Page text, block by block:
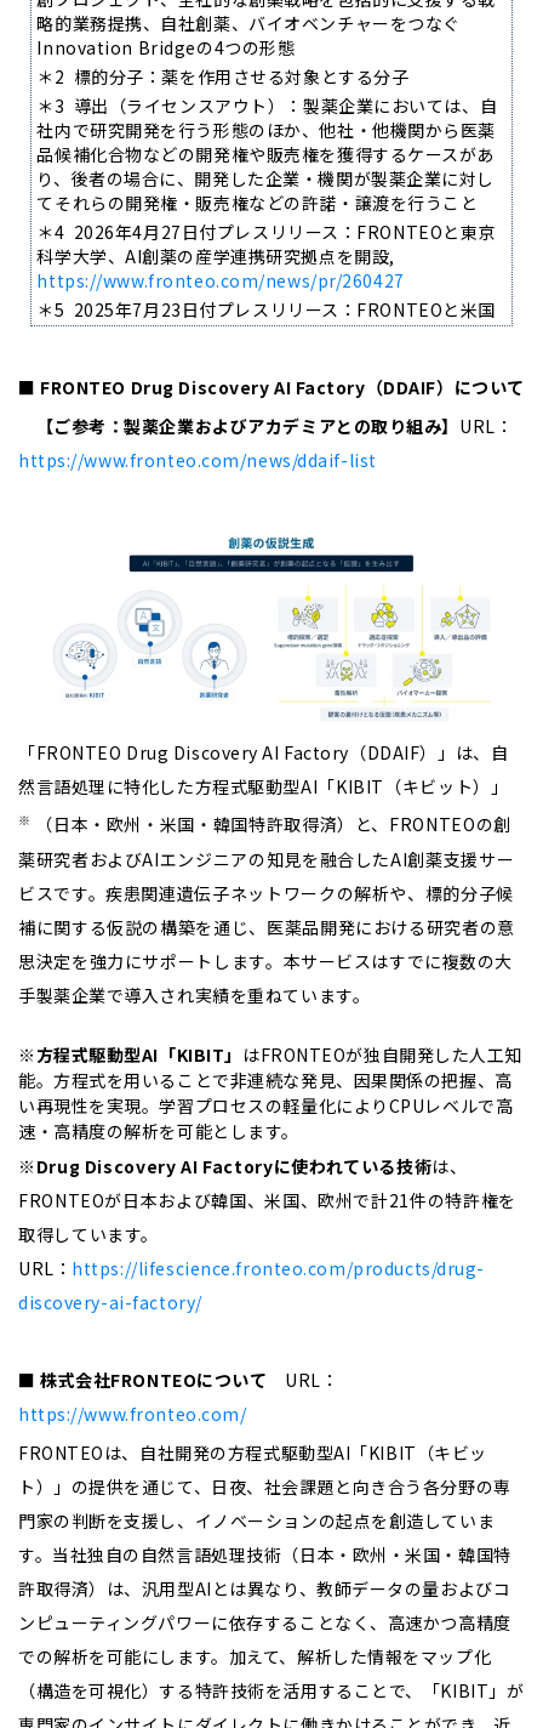
略的業務提携、自社創薬、バイオベンチャーをつなぐ
Innovation Bridgeの4つの形態
＊2 標的分子：薬を作用させる対象とする分子
＊3 導出（ライセンスアウト）：製薬企業においては、自
社内で研究開発を行う形態のほか、他社・他機関から医薬
品候補化合物などの開発権や販売権を獲得するケースがあ
り、後者の場合に、開発した企業・機関が製薬企業に対し
てそれらの開発権・販売権などの許諾・譲渡を行うこと
＊4 2026年4月27日付プレスリリース：FRONTEOと東京
科学大学、AI創薬の産学連携研究拠点を開設,
https://www.fronteo.com/news/pr/260427
＊5 2025年7月23日付プレスリリース：FRONTEOと米国
オクラホマ大学、がん領域における創薬研究について共同
https://www.fronteo.com/news/pr/20250723_02
学、FRONTEOがAI創薬支援サービス「Drug Discovery AI
Factory」で発見したすい臓がん新規標的分子候補で、細
＊7 2026年2月12日付プレスリリース：FRONTEO、AI創
薬支援サービス「Drug Discovery AI Factory」でサイエ
ンス支援 日本の創薬力強化をはかり、バイオベンチャー
と共同創薬エコシステム事業「DDAIF Innovation
Bridge」開始,
https://www.fronteo.com/news/pr/20260212_01
＊8 2025年7月23日付プレスリリース：FRONTEO、AI創
薬支援サービス「Drug Discovery AI Factory」により抽
する効果を確認,
https://www.fronteo.com/news/pr/20250723_01
＊9 2025年5月7日付プレスリリース：医薬品産業を日本
の基幹産業へ「FRONTEO共創型創薬エコシステム」を始
動,https://www.fronteo.com/news/pr/20250507
＊10 2025年6月25日付プレスリリース：FRONTEO、米
国進出を本格化 ライフサイエンスとテクノロジーに強み
を持つ米Q Partnersと戦略的パートナー契約を締結,
https://www.fronteo.com/news/pr/20250625
■ FRONTEO Drug Discovery AI Factory （DDAIF）について
【ご参考：製薬企業およびアカデミアとの取り組み】 URL ：
https://www.fronteo.com/news/ddaif-list
「FRONTEO Drug Discovery AI Factory（DDAIF）」は、自
然言語処理に特化した方程式駆動型AI 「KIBIT （キビット）」
※ （日本・欧州・米国・韓国特許取得済）と、 FRONTEOの創
薬研究者およびAIエンジニアの知見を融合したAI創薬支援サー
ビスです。疾患関連遺伝子ネットワークの解析や、標的分子候
補に関する仮説の構築を通じ、医薬品開発における研究者の意
思決定を強力にサポートします。 本サービスはすでに複数の大
手製薬企業で導入され実績を重ねています。
※ 方程式駆動型AI「KIBIT」 はFRONTEOが独自開発した人工知
能。方程式を用いることで非連続な発見、因果関係の把握、高
い再現性を実現。学習プロセスの軽量化によりCPUレベルで高
速・高精度の解析を可能とします。
※ Drug Discovery AI Factoryに使われている技術は、
FRONTEOが日本および韓国、米国、欧州で計21件の特許権を
取得しています。
URL： https://lifescience.fronteo.com/products/drug-
discovery-ai-factory/
■ 株式会社FRONTEOについて URL ：
https://www.fronteo.com/
FRONTEOは、自社開発の方程式駆動型AI 「KIBIT （キビッ
ト）」の提供を通じて、日夜、社会課題と向き合う各分野の専
門家の判断を支援し、イノベーションの起点を創造していま
す。当社独自の自然言語処理技術（日本・欧州・米国・韓国特
許取得済）は、汎用型AI とは異なり、教師データの量およびコ
ンピューティングパワーに依存することなく、高速かつ高精度
での解析を可能にします。加えて、解析した情報をマップ化
（構造を可視化）する特許技術を活用することで、「KIBIT 」が